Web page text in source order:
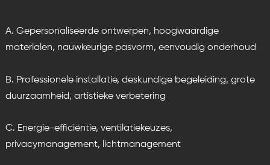
A. Gepersonaliseerde ontwerpen, hoogwaardige
materialen, nauwkeurige pasvorm, eenvoudig onderhoud
B. Professionele installatie, deskundige begeleiding, grote
duurzaamheid, artistieke verbetering
C. Energie-efficiëntie, ventilatiekeuzes,
privacymanagement, lichtmanagement